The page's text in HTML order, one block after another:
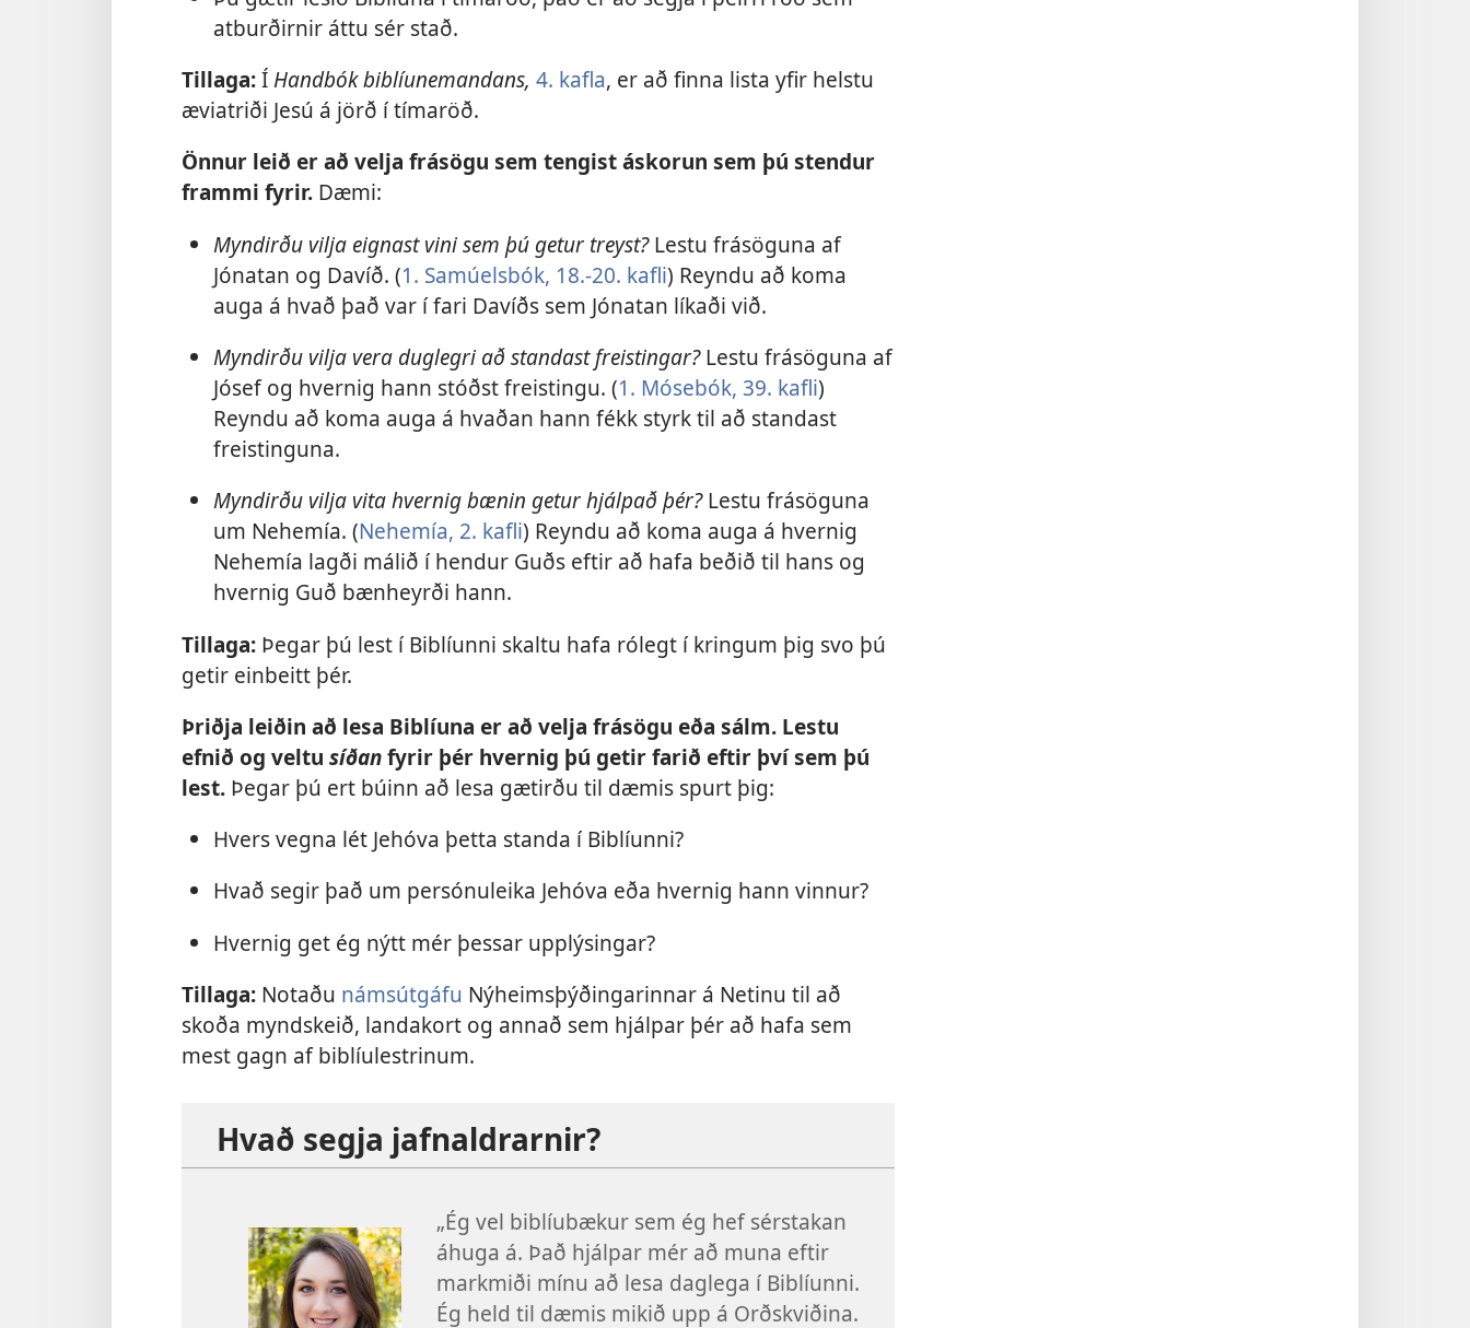
atburðirnir áttu sér stað.
Tillaga:Í Handbók biblíunemandans, 4. kafla, er að finna lista yfir helstu
æviatriði Jesú á jörð í tímaröð.
Önnur leið er að velja frásögu sem tengist áskorun sem þú stendur
frammi fyrir. Dæmi:
Myndirðu vilja eignast vini sem þú getur treyst?Lestu frásöguna af
Jónatan og Davíð. (1. Samúelsbók, 18.-​20. kafli) Reyndu að koma
auga á hvað það var í fari Davíðs sem Jónatan líkaði við.
Myndirðu vilja vera duglegri að standast freistingar?Lestu frásöguna af
Jósef og hvernig hann stóðst freistingu. (1. Mósebók, 39. kafli)
Reyndu að koma auga á hvaðan hann fékk styrk til að standast
freistinguna.
Myndirðu vilja vita hvernig bænin getur hjálpað þér?Lestu frásöguna
um Nehemía. (Nehemía, 2. kafli) Reyndu að koma auga á hvernig
Nehemía lagði málið í hendur Guðs eftir að hafa beðið til hans og
hvernig Guð bænheyrði hann.
Tillaga: Þegar þú lest í Biblíunni skaltu hafa rólegt í kringum þig svo þú
getir einbeitt þér.
Þriðja leiðin að lesa Biblíuna er að velja frásögu eða sálm. Lestu
efnið og veltu síðanfyrir þér hvernig þú getir farið eftir því sem þú
lest. Þegar þú ert búinn að lesa gætirðu til dæmis spurt þig:
Hvers vegna lét Jehóva þetta standa í Biblíunni?
Hvað segir það um persónuleika Jehóva eða hvernig hann vinnur?
Hvernig get ég nýtt mér þessar upplýsingar?
Tillaga: Notaðu námsútgáfu Nýheimsþýðingarinnar á Netinu til að
skoða myndskeið, landakort og annað sem hjálpar þér að hafa sem
mest gagn af biblíulestrinum.
Hvað segja jafnaldrarnir?
„Ég vel biblíubækur sem ég hef sérstakan
áhuga á. Það hjálpar mér að muna eftir
markmiði mínu að lesa daglega í Biblíunni.
Ég held til dæmis mikið upp á Orðskviðina.